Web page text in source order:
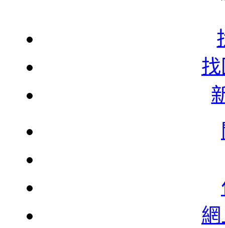
北